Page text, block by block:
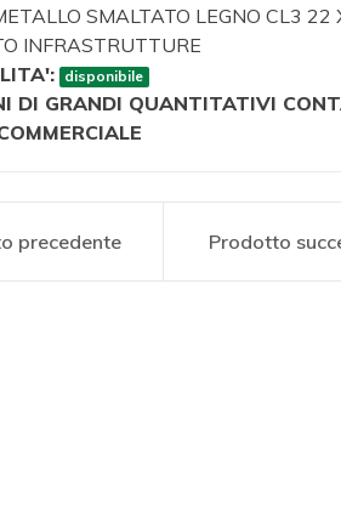
SMALTATO LEGNO CL3 22
INFRASTRUTTURE
disponibile
DI GRANDI QUANTITATIVI
precedente Prodotto